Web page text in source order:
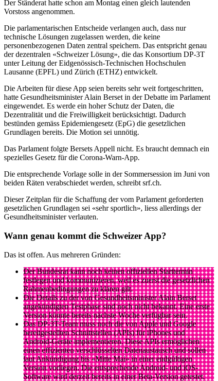
Der Ständerat hatte schon am Montag einen gleich lautenden
Vorstoss angenommen.
Die parlamentarischen Entscheide verlangen auch, dass nur
technische Lösungen zugelassen werden, die keine
personenbezogenen Daten zentral speichern. Das entspricht genau
der dezentralen «Schweizer Lösung», die das Konsortium DP-3T
unter Leitung der Eidgenössisch-Technischen Hochschulen
Lausanne (EPFL) und Zürich (ETHZ) entwickelt.
Die Arbeiten für diese App seien bereits sehr weit fortgeschritten,
hatte Gesundheitsminister Alain Berset in der Debatte im Parlament
eingewendet. Es werde ein hoher Schutz der Daten, die
Dezentralität und die Freiwilligkeit berücksichtigt. Dadurch
bestünden gemäss Epidemiengesetz (EpG) die gesetzlichen
Grundlagen bereits. Die Motion sei unnötig.
Das Parlament folgte Bersets Appell nicht. Es braucht demnach ein
spezielles Gesetz für die Corona-Warn-App.
Die entsprechende Vorlage solle in der Sommersession im Juni von
beiden Räten verabschiedet werden, schreibt srf.ch.
Dieser Zeitplan für die Schaffung der vom Parlament geforderten
gesetzlichen Grundlagen sei «sehr sportlich», liess allerdings der
Gesundheitsminister verlauten.
Wann genau kommt die Schweizer App?
Das ist offen. Aus mehreren Gründen:
Der Bundesrat kann noch keinen offiziellen Starttermin
festlegen und kommunizieren, weil es zuerst die gesetzlichen
Rahmenbedingungen zu klären gilt.
Die Details zu der von Gesundheitsminister Alain Berset
angekündigten Testphase sind noch nicht bekannt. Eine erste
Version könnte bereits nächste Woche verfügbar sein.
Das DP-3T-Team muss noch die von Apple und Google
bereitgestellten Schnittstellen (APIs) für iPhones und
Android-Geräte implementieren. Diese APIs ermöglichen
einen effizienten verschlüsselten Datenaustausch und sollen
laut Ankündigung bis «Mitte Mai» in einer endgültigen
Version vorliegen. Die entsprechende Android- und iOS-
Software wird derzeit bereits in einer Beta-Version getestet.